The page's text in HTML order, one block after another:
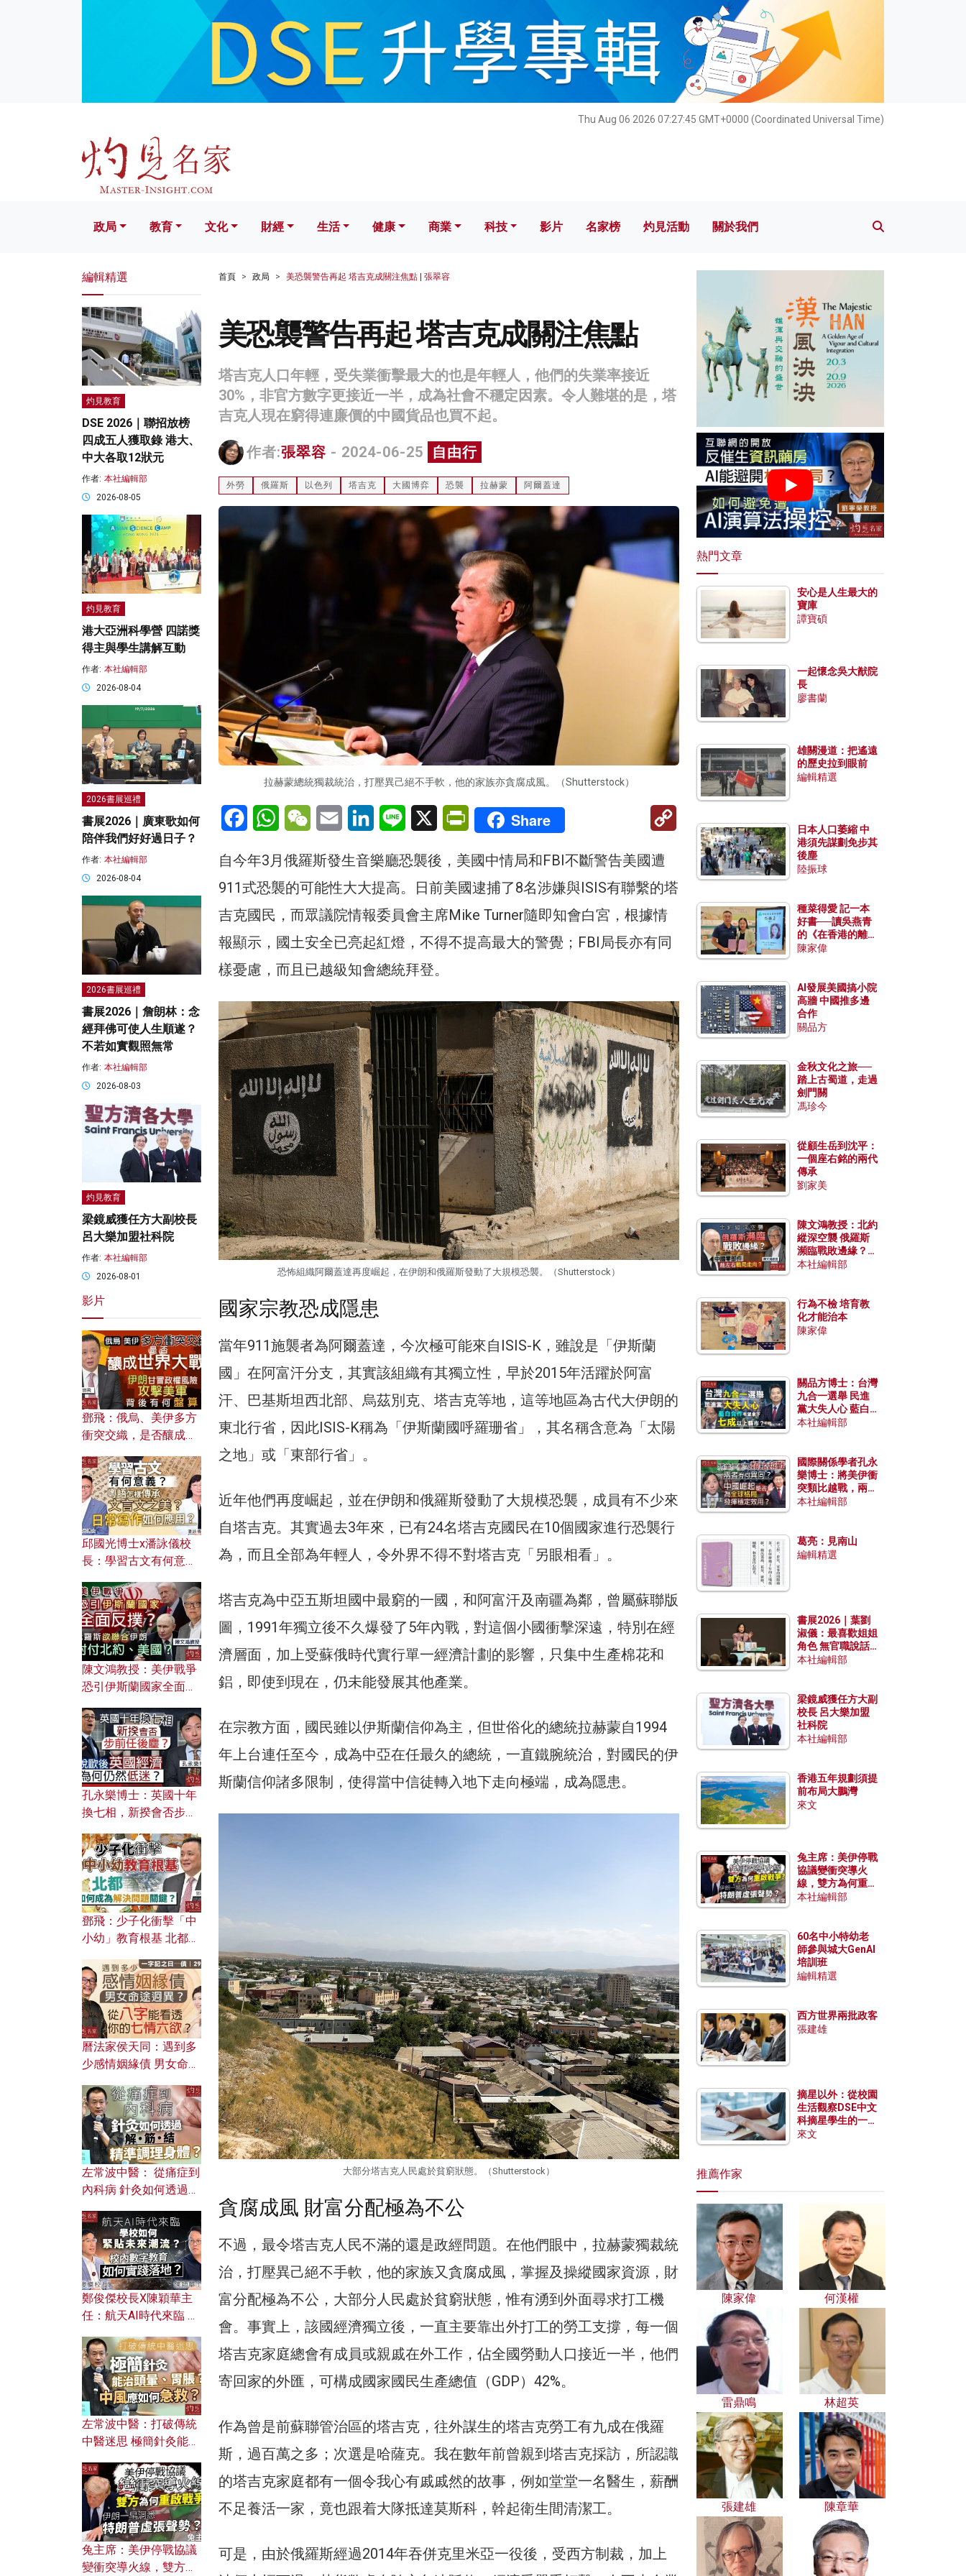
Thu Aug 06 2026 07:27:47 GMT+0000 (Coordinated Universal Time)
文化 財經 生活 健康 科技 影片 名家榜 灼見活動 關於我們
政局 教育 文化 財經 生活 健康 商業 科技 影片 名家榜 灼見活動 關於我們
首頁 政局 美恐襲警告再起 塔吉克成關注焦點 | 張翠容
美恐襲警告再起 塔吉克成關注焦點
塔吉克人口年輕，受失業衝擊最大的也是年輕人，他們的失業率接近
30%，非官方數字更接近一半，成為社會不穩定因素。令人難堪的是，塔
吉克人現在窮得連廉價的中國貨品也買不起。
作者:張翠容 - 2024-06-25 自由行
外勞 俄羅斯 以色列 塔吉克 大國博弈 恐襲 拉赫蒙 阿爾蓋達
拉赫蒙總統獨裁統治，打壓異己絕不手軟，他的家族亦貪腐成風。（Shutterstock）
FacebookWhatsAppWeChatEmail LinkedInLine X PrintFriendly
Share
自今年3月俄羅斯發生音樂廳恐襲後，美國中情局和FBI不斷警告美國遭
911式恐襲的可能性大大提高。日前美國逮捕了8名涉嫌與ISIS有聯繫的塔
吉克國民，而眾議院情報委員會主席Mike Turner隨即知會白宮，根據情
報顯示，國土安全已亮起紅燈，不得不提高最大的警覺；FBI局長亦有同
樣憂慮，而且已越級知會總統拜登。
恐怖組織阿爾蓋達再度崛起，在伊朗和俄羅斯發動了大規模恐襲。（Shutterstock）
國家宗教恐成隱患
當年911施襲者為阿爾蓋達，今次極可能來自ISIS-K，雖說是「伊斯蘭
國」在阿富汗分支，其實該組織有其獨立性，早於2015年活躍於阿富
汗、巴基斯坦西北部、烏茲別克、塔吉克等地，這等地區為古代大伊朗的
東北行省，因此ISIS-K稱為「伊斯蘭國呼羅珊省」，其名稱含意為「太陽
之地」或「東部行省」。
近年他們再度崛起，並在伊朗和俄羅斯發動了大規模恐襲，成員有不少來
自塔吉克。其實過去3年來，已有24名塔吉克國民在10個國家進行恐襲行
為，而且全部為年輕人，令外界不得不對塔吉克「另眼相看」。
塔吉克為中亞五斯坦國中最窮的一國，和阿富汗及南疆為鄰，曾屬蘇聯版
圖，1991年獨立後不久爆發了5年內戰，對這個小國衝擊深遠，特別在經
濟層面，加上受蘇俄時代實行單一經濟計劃的影響，只集中生產棉花和
鋁，即使到現在，仍未能發展其他產業。
在宗教方面，國民雖以伊斯蘭信仰為主，但世俗化的總統拉赫蒙自1994
年上台連任至今，成為中亞在任最久的總統，一直鐵腕統治，對國民的伊
斯蘭信仰諸多限制，使得當中信徒轉入地下走向極端，成為隱患。
大部分塔吉克人民處於貧窮狀態。（Shutterstock）
貪腐成風 財富分配極為不公
不過，最令塔吉克人民不滿的還是政經問題。在他們眼中，拉赫蒙獨裁統
治，打壓異己絕不手軟，他的家族又貪腐成風，掌握及操縱國家資源，財
富分配極為不公，大部分人民處於貧窮狀態，惟有湧到外面尋求打工機
會。事實上，該國經濟獨立後，一直主要靠出外打工的勞工支撐，每一個
塔吉克家庭總會有成員或親戚在外工作，佔全國勞動人口接近一半，他們
寄回家的外匯，可構成國家國民生產總值（GDP）42%。
作為曾是前蘇聯管治區的塔吉克，往外謀生的塔吉克勞工有九成在俄羅
斯，過百萬之多；次選是哈薩克。我在數年前曾親到塔吉克採訪，所認識
的塔吉克家庭都有一個令我心有戚戚然的故事，例如堂堂一名醫生，薪酬
不足養活一家，竟也跟着大隊抵達莫斯科，幹起衛生間清潔工。
可是，由於俄羅斯經過2014年吞併克里米亞一役後，受西方制裁，加上
編輯精選
灼見教育
DSE 2026｜聯招放榜
四成五人獲取錄 港大、
中大各取12狀元
作者: 本社編輯部
2026-08-05
灼見教育
港大亞洲科學營 四諾獎
得主與學生講解互動
作者: 本社編輯部
2026-08-04
2026書展巡禮
書展2026｜廣東歌如何
陪伴我們好好過日子？
作者: 本社編輯部
2026-08-04
2026書展巡禮
書展2026｜詹朗林：念
經拜佛可使人生順遂？
不若如實觀照無常
作者: 本社編輯部
2026-08-03
灼見教育
梁鏡威獲任方大副校長
呂大樂加盟社科院
作者: 本社編輯部
2026-08-01
影片
鄧飛：俄烏、美伊多方
衝突交織，是否釀成世
風險攻擊美軍，背後有
何盤算？
邱國光博士x潘詠儀校
長：學習古文有何意
文之美？ 日常寫作如何
應用？
陳文鴻教授：美伊戰爭
恐引伊斯蘭國家全面反
對付北約美國？
孔永樂博士：英國十年
換七相，新揆會否步前
濟為何仍然低迷？
鄧飛：少子化衝擊「中
小幼」教育根基 北都如
曆法家侯天同：遇到多
少感情姻緣債 男女命途
的七情六欲？
左常波中醫： 從痛症到
內科病 針灸如何透過解
鄭俊傑校長X陳穎華主
任：航天AI時代來臨 學
校內數字教育如何實踐
落地？
左常波中醫：打破傳統
中醫迷思 極簡針灸能治
何急救？
兔主席：美伊停戰協議
變衝突導火線，雙方為
熱門文章
安心是人生最大的
寶庫
譚寶碩
一起懷念吳大猷院
長
廖書蘭
雄關漫道：把遙遠
的歷史拉到眼前
編輯精選
日本人口萎縮 中
港須先謀劃免步其
後塵
陸振球
種菜得愛 記一本
好書──讀吳燕青
的《在香港的離島
種菜》
陳家偉
AI發展美國搞小院
高牆 中國推多邊
合作
關品方
金秋文化之旅──
踏上古蜀道，走過
劍門關
馮珍今
從顧生岳到沈平：
一個座右銘的兩代
傳承
劉家美
陳文鴻教授：北約
縱深空襲 俄羅斯
瀕臨戰敗邊緣？中
國零部件能左右戰
本社編輯部
行為不檢 培育教
化才能治本
陳家偉
關品方博士：台灣
九合一選舉 民進
黨大失人心 藍白
合作有望拿下七成
本社編輯部
國際關係學者孔永
樂博士：將美伊衝
突類比越戰，兩者
有何異同？中國崛
本社編輯部
葛亮：見南山
編輯精選
書展2026｜葉劉
淑儀：最喜歡姐姐
角色 無官職說話
包袱少
本社編輯部
梁鏡威獲任方大副
校長 呂大樂加盟
社科院
本社編輯部
香港五年規劃須提
前布局大鵬灣
來文
兔主席：美伊停戰
協議變衝突導火
線，雙方為何重啟
戰爭？伊朗一早洞
本社編輯部
60名中小特幼老
師參與城大GenAI
培訓班
編輯精選
西方世界兩批政客
張建雄
摘星以外：從校園
生活觀察DSE中文
科摘星學生的一點
特質
來文
推薦作家
陳家偉 何漢權
雷鼎鳴 林超英
張建雄 陳章華